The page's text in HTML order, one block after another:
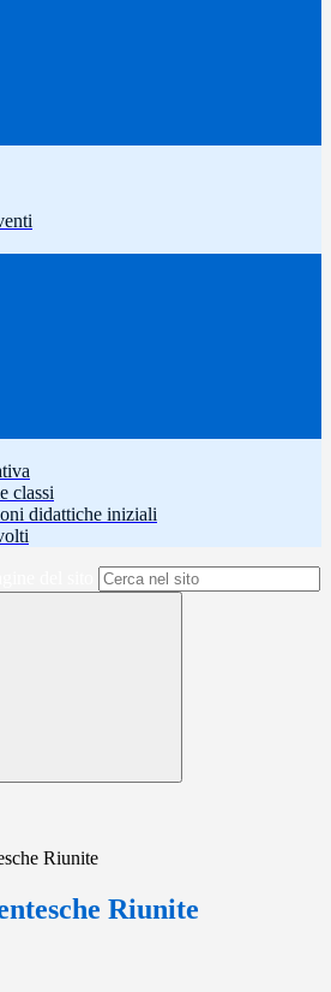
classi
didattiche iniziali
Riunite
Riunite